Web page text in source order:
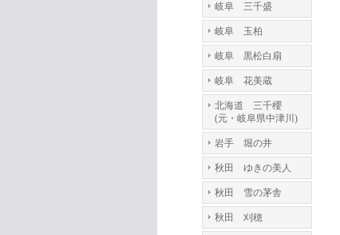
岐阜 三千盛
岐阜 玉柏
岐阜 黒松白扇
岐阜 花美蔵
北海道 三千櫻
(元・岐阜県中津川)
岩手 堀の井
秋田 ゆきの美人
秋田 雪の茅舎
秋田 刈穂